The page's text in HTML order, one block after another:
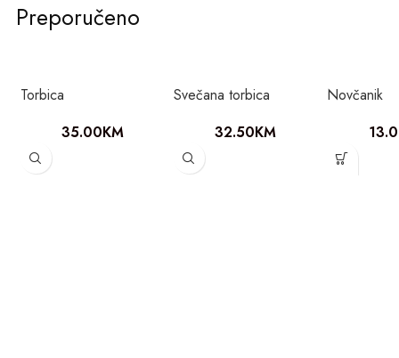
Preporučeno
Torbica
35.00KM
Svečana torbica
32.50KM
Novčanik